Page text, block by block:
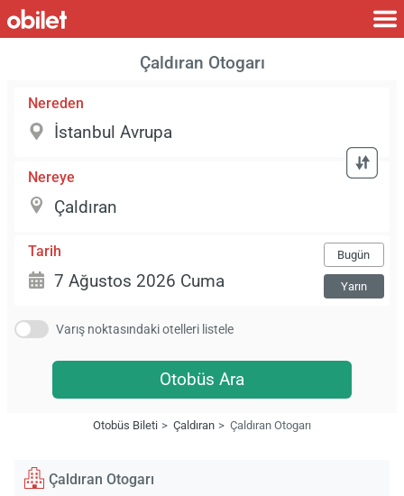
Çaldıran Otogarı
Nereden
Nereye
Tarih Bugün
Yarın
Varış noktasındaki otelleri listele
Otobüs Ara
Otobüs Bileti Çaldıran Çaldıran Otogarı
Çaldıran Otogarı